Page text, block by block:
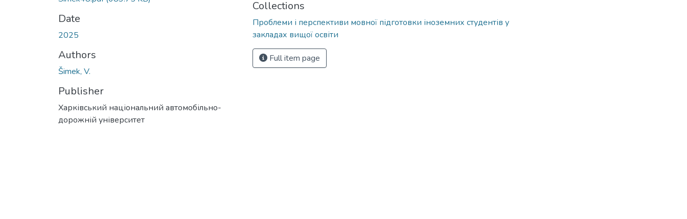
Date
2025
Authors
Šimek, V.
Publisher
Харківський національний автомобільно-
дорожній університет
Collections
Проблеми і перспективи мовної підготовки іноземних студентів у
закладах вищої освіти
Full item page